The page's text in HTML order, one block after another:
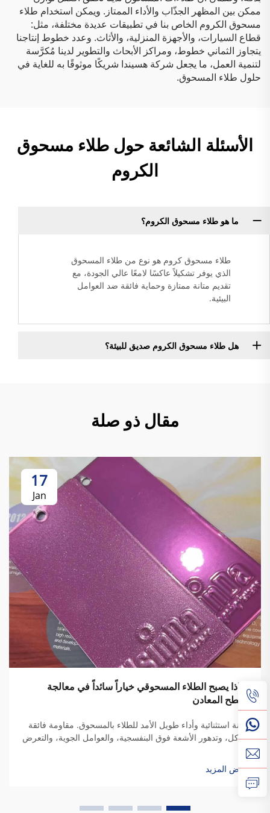
ممكن بين المظهر الجذّاب والأداء الممتاز. ويمكن استخدام طلاء
مسحوق الكروم الخاص بنا في تطبيقات عديدة مختلفة، مثل:
قطاع السيارات، والأجهزة المنزلية، والأثاث. وعدد خطوط إنتاجنا
يتجاوز الثماني خطوط، ومراكز الأبحاث والتطوير لدينا مُكرَّسة
لتنمية العمل، ما يجعل شركة هسيندا شريكًا موثوقًا به للغاية في
حلول طلاء المسحوق.
الأسئلة الشائعة حول طلاء مسحوق
الكروم
ما هو طلاء مسحوق الكروم؟
طلاء مسحوق كروم هو نوع من طلاء المسحوق
الذي يوفر تشكيلاً عاكسًا لامعًا عالي الجودة، مع
تقديم متانة ممتازة وحماية فائقة ضد العوامل
البيئية.
هل طلاء مسحوق الكروم صديق للبيئة؟
مقال ذو صلة
17
Jan
لماذا يصبح الطلاء المسحوقي خياراً سائداً في معالجة
أسطح المعادن
متانة استثنائية وأداء طويل الأمد للطلاء بالمسحوق. مقاومة فائقة
للتآكل، وتدهور الأشعة فوق البنفسجية، والعوامل الجوية، والتعرض
للمواد الكيميائية. تنبع الصفات الوقائية للطلاء بالمسحوق من تركيبه
الخاص من البوليمرات الحرارية. تقليديًا...
عرض المزيد